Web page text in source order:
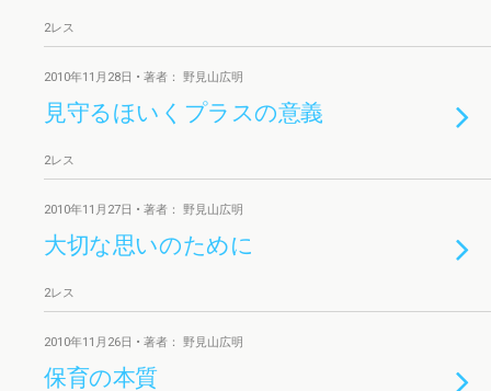
2レス
2010年11月28日 • 著者： 野見山広明
見守るほいくプラスの意義
2レス
2010年11月27日 • 著者： 野見山広明
大切な思いのために
2レス
2010年11月26日 • 著者： 野見山広明
保育の本質